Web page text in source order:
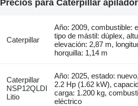
Precios para Caterpillar
Caterpillar
Año: 2009, combustible:
tipo de mástil: dúplex,
elevación: 2,87 m,
horquilla: 1,14 m
Caterpillar
NSP12QLDI
Litio
Año: 2025, estado:
2.2 Hp (1.62 kW),
carga: 1.200 kg,
eléctrico